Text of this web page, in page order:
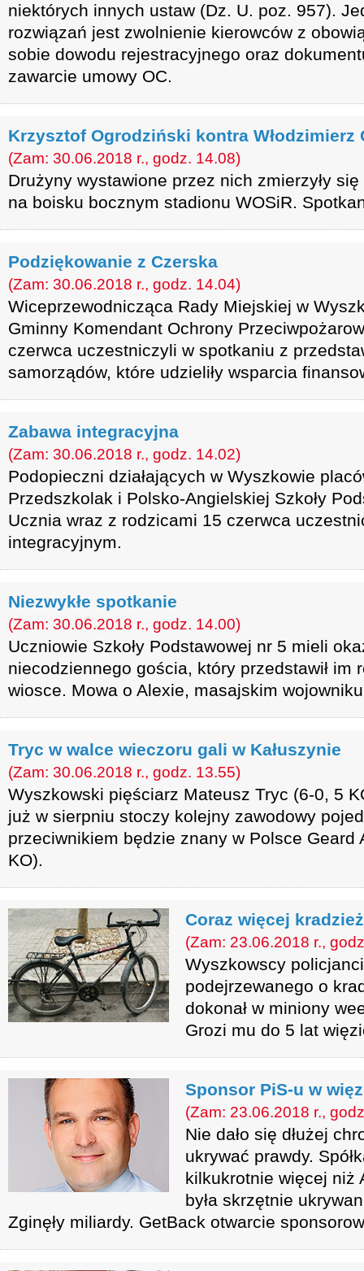
niektórych innych ustaw (Dz. U. poz. 957).
rozwiązań jest zwolnienie kierowców z
sobie dowodu rejestracyjnego oraz
zawarcie umowy OC.
Krzysztof Ogrodziński kontra Włodzimierz
(Zam: 30.06.2018 r., godz. 14.08)
Drużyny wystawione przez nich zmierzyły
na boisku bocznym stadionu WOSiR.
Podziękowanie z Czerska
(Zam: 30.06.2018 r., godz. 14.04)
Wiceprzewodnicząca Rady Miejskiej w
Gminny Komendant Ochrony
czerwca uczestniczyli w spotkaniu z
samorządów, które udzieliły wsparcia
Zabawa integracyjna
(Zam: 30.06.2018 r., godz. 14.02)
Podopieczni działających w Wyszkowie
Przedszkolak i Polsko-Angielskiej Szkoły
Ucznia wraz z rodzicami 15 czerwca
integracyjnym.
Niezwykłe spotkanie
(Zam: 30.06.2018 r., godz. 14.00)
Uczniowie Szkoły Podstawowej nr 5 mieli
niecodziennego gościa, który przedstawił im
wiosce. Mowa o Alexie, masajskim
Tryc w walce wieczoru gali w Kałuszynie
(Zam: 30.06.2018 r., godz. 13.55)
Wyszkowski pięściarz Mateusz Tryc (6-0, 5
już w sierpniu stoczy kolejny zawodowy
przeciwnikiem będzie znany w Polsce Geard
KO).
Coraz więcej
(Zam: 23.06.2018 r.,
Wyszkowscy
podejrzewanego o
dokonał w miniony
Grozi mu do 5 lat
Sponsor PiS-u w
(Zam: 23.06.2018 r.,
Nie dało się dłużej
ukrywać prawdy.
kilkukrotnie więcej niż
była skrzętnie
Zginęły miliardy. GetBack otwarcie